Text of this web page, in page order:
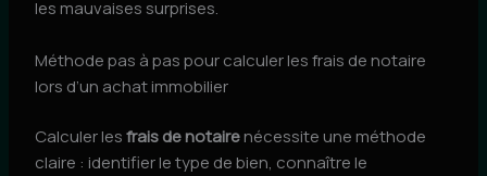
les mauvaises surprises.
Méthode pas à pas pour calculer les frais de notaire
lors d’un achat immobilier
Calculer lesfrais de notairenécessite une méthode
claire : identifier le type de bien, connaître le